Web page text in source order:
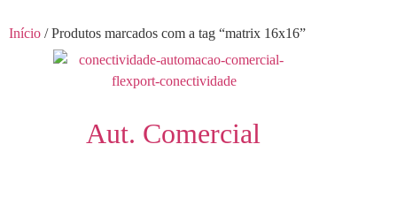
Aut. Comercial
Início / Produtos marcados com a tag “matrix 16x16”